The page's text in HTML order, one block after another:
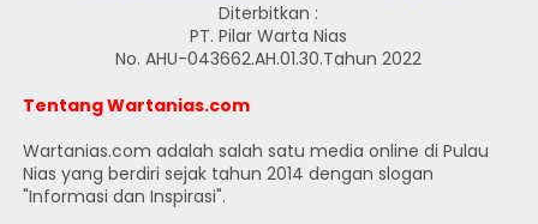
Diterbitkan :
PT. Pilar Warta Nias
No. AHU-043662.AH.01.30.Tahun 2022
Tentang Wartanias.com
Wartanias.com adalah salah satu media online di Pulau
Nias yang berdiri sejak tahun 2014 dengan slogan
"Informasi dan Inspirasi".